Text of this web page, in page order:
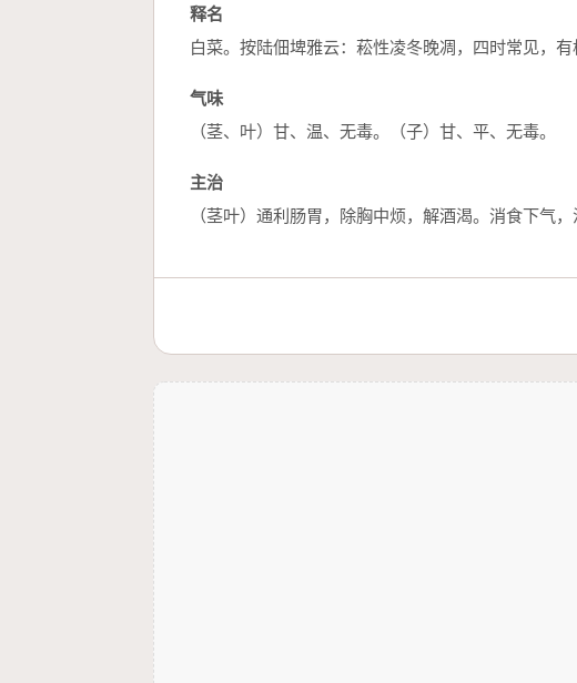
释名
白菜。按陆佃埤雅云：菘性凌冬晚凋，四时常见，
气味
（茎、叶）甘、温、无毒。（子）甘、平、无毒。
主治
（茎叶）通利肠胃，除胸中烦，解酒渴。消食下气